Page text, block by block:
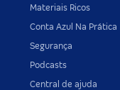
Materiais Ricos
Conta Azul Na Prática
Segurança
Podcasts
Central de ajuda